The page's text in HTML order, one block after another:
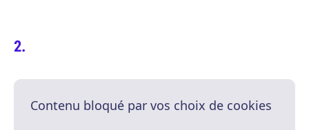
Contenu bloqué par vos choix de cookies